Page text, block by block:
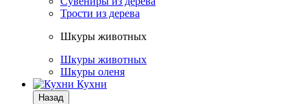
Трости из дерева
Шкуры животных
Шкуры животных
Шкуры оленя
Кухни
Назад